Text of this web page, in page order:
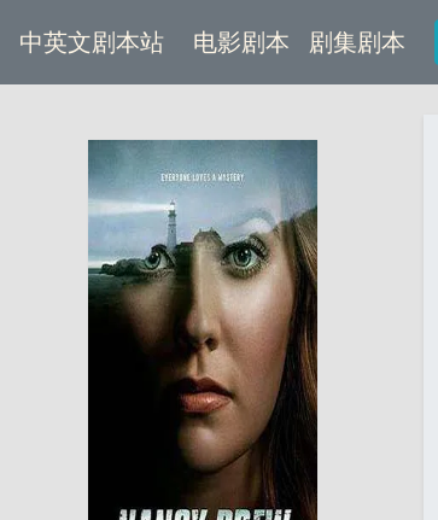
中英文剧本站 电影剧本 (current)
剧集剧本